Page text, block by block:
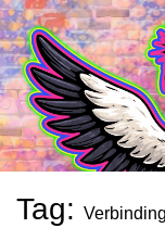
Skip
to
content
Tag: Verbinding